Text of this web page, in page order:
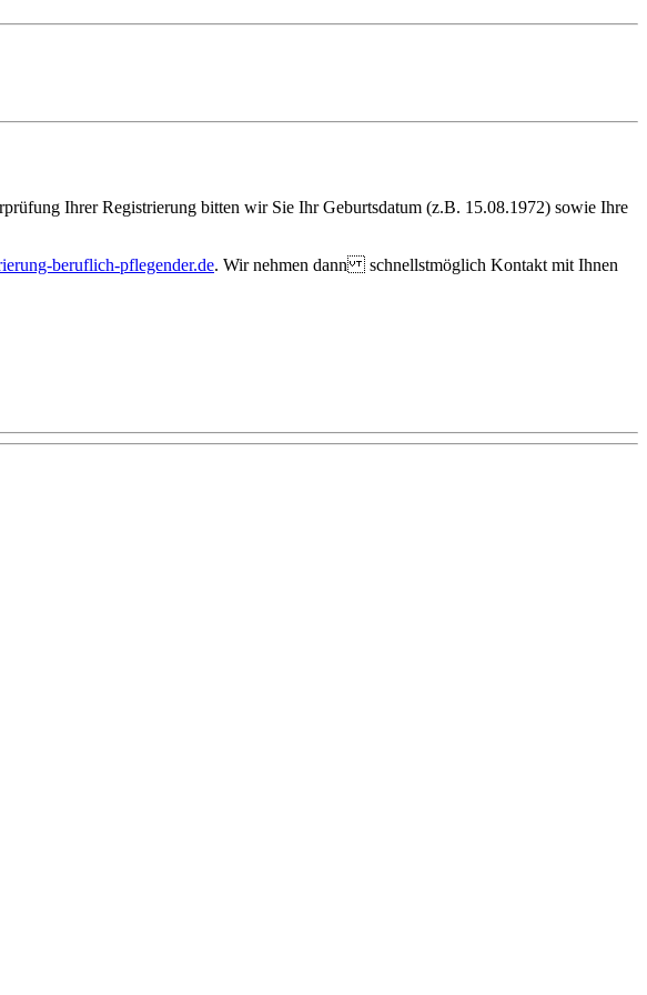
Ihrer Registrierung bitten wir Sie Ihr Geburtsdatum (z.B. 15.08.1972) sowie Ihre
beruflich-pflegender.de. Wir nehmen dann schnellstmöglich Kontakt mit Ihnen